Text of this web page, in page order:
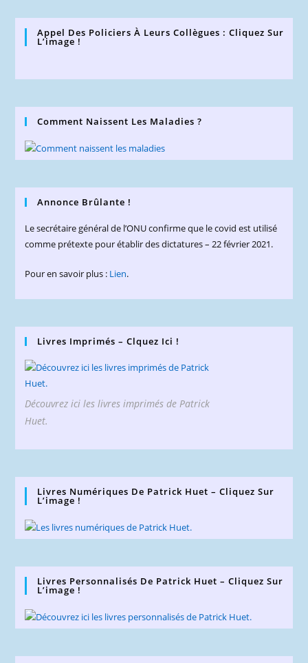
Appel Des Policiers À Leurs Collègues : Cliquez Sur
L’image !
Comment Naissent Les Maladies ?
Annonce Brûlante !
Le secrétaire général de l’ONU confirme que le covid est utilisé
comme prétexte pour établir des dictatures – 22 février 2021.
Pour en savoir plus : Lien.
Livres Imprimés – Clquez Ici !
Découvrez ici les livres imprimés de Patrick
Huet.
Livres Numériques De Patrick Huet – Cliquez Sur
L’image !
Livres Personnalisés De Patrick Huet – Cliquez Sur
L’image !